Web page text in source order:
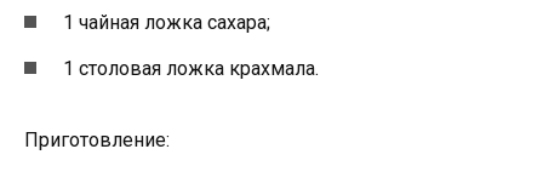
1 чайная ложка сахара;
1 столовая ложка крахмала.
Приготовление: